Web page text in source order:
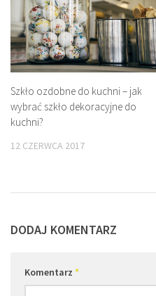
Szkło ozdobne do kuchni – jak
wybrać szkło dekoracyjne do
kuchni?
12 CZERWCA 2017
DODAJ KOMENTARZ
Komentarz *